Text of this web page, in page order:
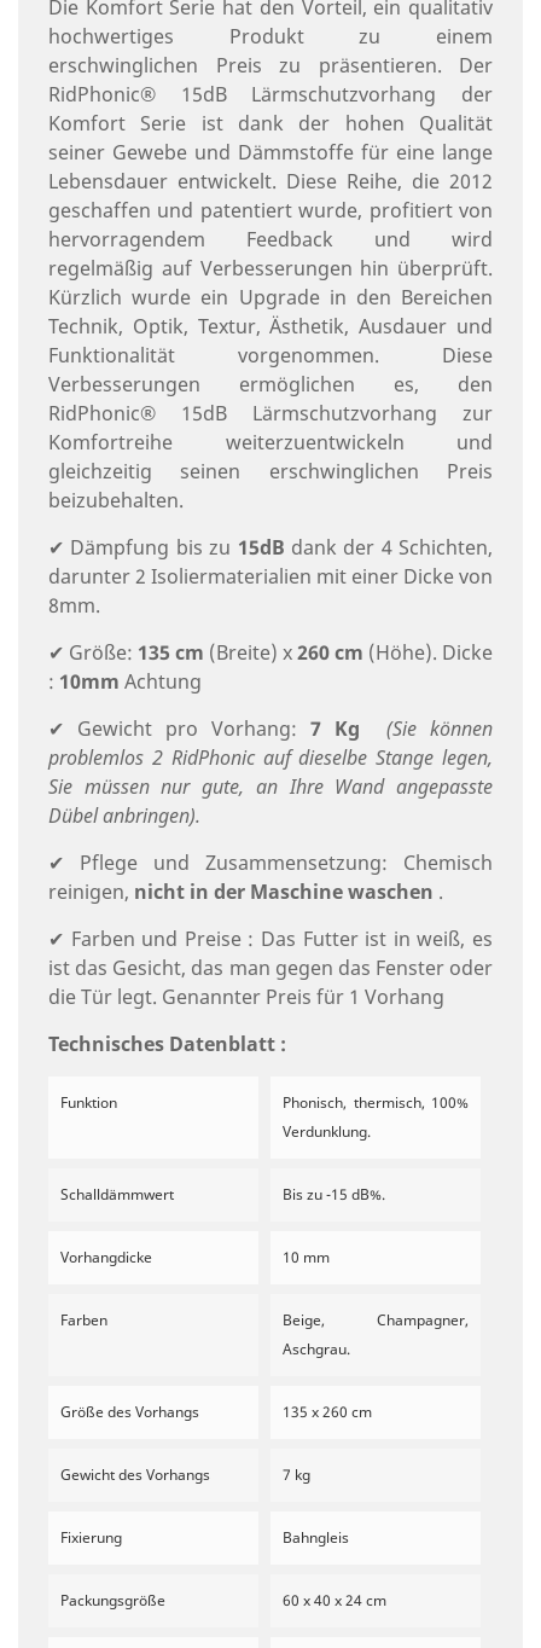
Die Komfort Serie hat den Vorteil, ein qualitativ
hochwertiges Produkt zu einem
erschwinglichen Preis zu präsentieren. Der
RidPhonic® 15dB Lärmschutzvorhang der
Komfort Serie ist dank der hohen Qualität
seiner Gewebe und Dämmstoffe für eine lange
Lebensdauer entwickelt. Diese Reihe, die 2012
geschaffen und patentiert wurde, profitiert von
hervorragendem Feedback und wird
regelmäßig auf Verbesserungen hin überprüft.
Kürzlich wurde ein Upgrade in den Bereichen
Technik, Optik, Textur, Ästhetik, Ausdauer und
Funktionalität vorgenommen. Diese
Verbesserungen ermöglichen es, den
RidPhonic® 15dB Lärmschutzvorhang zur
Komfortreihe weiterzuentwickeln und
gleichzeitig seinen erschwinglichen Preis
beizubehalten.
✔ Dämpfung bis zu 15dB dank der 4 Schichten,
darunter 2 Isoliermaterialien mit einer Dicke von
8mm.
✔ Größe: 135 cm (Breite) x260 cm (Höhe). Dicke
: 10mm Achtung
✔ Gewicht pro Vorhang: 7 Kg
(Sie können
problemlos 2 RidPhonic auf dieselbe Stange legen,
Sie müssen nur gute, an Ihre Wand angepasste
Dübel anbringen).
✔ Pflege und Zusammensetzung: Chemisch
reinigen, nicht in der Maschine waschen .
✔ Farben und Preise : Das Futter ist in weiß, es
ist das Gesicht, das man gegen das Fenster oder
die Tür legt. Genannter Preis für 1 Vorhang
Technisches Datenblatt :
Funktion
Phonisch, thermisch, 100%
Verdunklung.
Schalldämmwert Bis zu -15 dB%.
Vorhangdicke 10 mm
Farben
Beige, Champagner,
Aschgrau.
Größe des Vorhangs 135 x 260 cm
Gewicht des Vorhangs 7 kg
Fixierung Bahngleis
Packungsgröße 60 x 40 x 24 cm